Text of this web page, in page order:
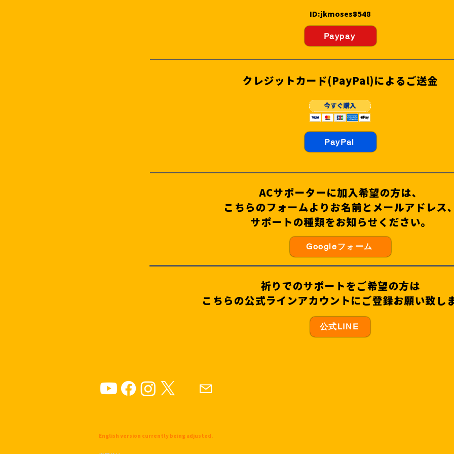
ID:jkmoses8548
Paypay
クレジットカード(PayPal)によるご送金
PayPal
ACサポーターに加入希望の方は、
こちらのフォームよりお名前とメールアドレス
サポートの種類をお知らせください。
Googleフォーム
祈りでのサポートをご希望の方は
こちらの公式ラインアカウントにご登録お願い致し
公式LINE
English version currently being adjusted.